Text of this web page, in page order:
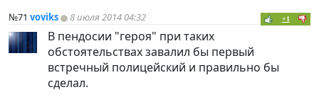
№71 voviks 8 июля 2014 04:32 +1
В пендосии "героя" при таких
обстоятельствах завалил бы первый
встречный полицейский и правильно бы
сделал.